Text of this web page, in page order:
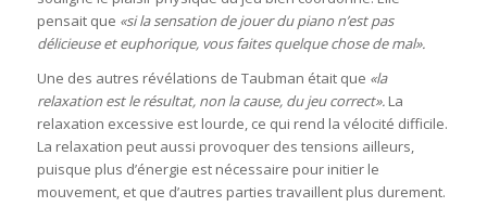
pensait que «si la sensation de jouer du piano n’est pas
délicieuse et euphorique, vous faites quelque chose de mal».
Une des autres révélations de Taubman était que «la
relaxation est le résultat, non la cause, du jeu correct».La
relaxation excessive est lourde, ce qui rend la vélocité difficile.
La relaxation peut aussi provoquer des tensions ailleurs,
puisque plus d’énergie est nécessaire pour initier le
mouvement, et que d’autres parties travaillent plus durement.